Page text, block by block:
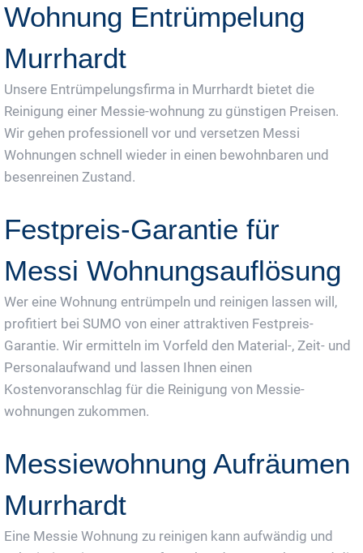
Wohnung Entrümpelung
Murrhardt
Unsere Entrümpelungsfirma in Murrhardt bietet die
Reinigung einer Messie-wohnung zu günstigen Preisen.
Wir gehen professionell vor und versetzen Messi
Wohnungen schnell wieder in einen bewohnbaren und
besenreinen Zustand.
Festpreis-Garantie für
Messi Wohnungsauflösung
Wer eine Wohnung entrümpeln und reinigen lassen will,
profitiert bei SUMO von einer attraktiven Festpreis-
Garantie. Wir ermitteln im Vorfeld den Material-, Zeit- und
Personalaufwand und lassen Ihnen einen
Kostenvoranschlag für die Reinigung von Messie-
wohnungen zukommen.
Messiewohnung Aufräumen
Murrhardt
Eine Messie Wohnung zu reinigen kann aufwändig und